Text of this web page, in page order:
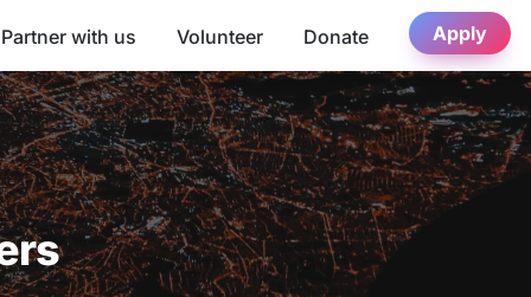
Partner with us Volunteer Donate Apply